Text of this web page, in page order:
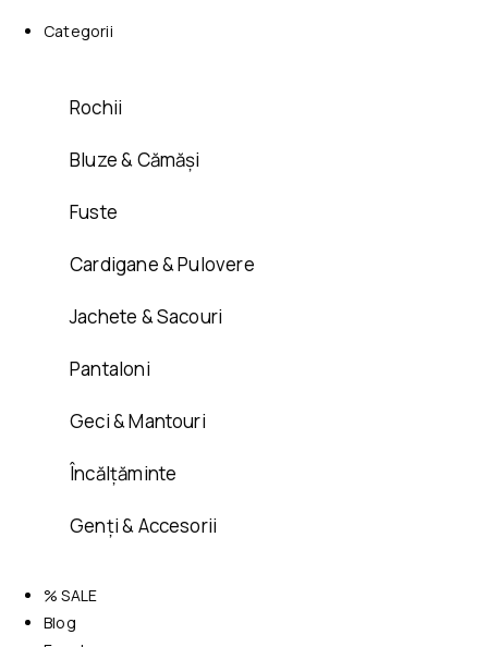
Categorii
Rochii
Bluze & Cămăși
Fuste
Cardigane & Pulovere
Jachete & Sacouri
Pantaloni
Geci & Mantouri
Încălțăminte
Genți & Accesorii
% SALE
Blog